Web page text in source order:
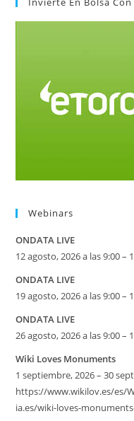
Webinars
ONDATA LIVE
12 agosto, 2026 a las 9:00 –
ONDATA LIVE
19 agosto, 2026 a las 9:00 –
ONDATA LIVE
26 agosto, 2026 a las 9:00 –
Wiki Loves Monuments
1 septiembre, 2026 – 30
https://www.wikilov.es/es/
ia.es/wiki-loves-